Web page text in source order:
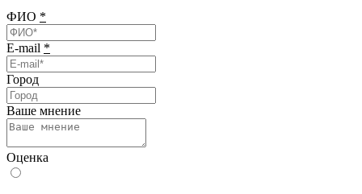
ФИО *
E-mail *
Город
Ваше мнение
Оценка